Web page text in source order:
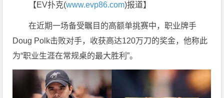
【EV扑克(www.evp86.com)报道】
在近期一场备受瞩目的高额单挑赛中，职业牌手
Doug Polk击败对手，收获高达120万刀的奖金，他称此
为“职业生涯在常规桌的最大胜利”。